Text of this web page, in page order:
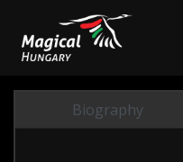
Biography